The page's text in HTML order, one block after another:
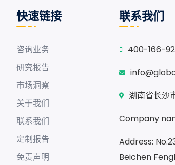
快速链接
咨询业务
研究报告
市场洞察
关于我们
联系我们
定制报告
免责声明
联系我们
400-166-
湖南省长沙
Company
Address:
Beichen